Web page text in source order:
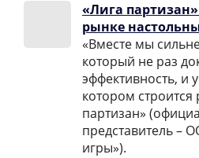
«Лига
рынке
«Вместе мы
который не раз
эффективность, и
котором строится
партизан»
представитель –
игры»).